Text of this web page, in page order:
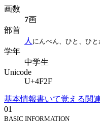
画数
7画
部首
人 にんべん、ひと、ひ
学年
中学生
Unicode
U+4F2F
基本情報書いて覚える関
01
BASIC INFORMATION